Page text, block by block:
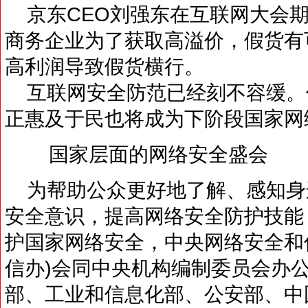
京东CEO刘强东在互联网大会
商务企业为了获取高溢价，假货
高利润导致假货横行。
互联网安全防范已经刻不容缓
正惠及于民也将成为下阶段国家
国家层面的网络安全盛会
为帮助公众更好地了解、感知
安全意识，提高网络安全防护技
护国家网络安全，中央网络安全
信办)会同中央机构编制委员会办
部、工业和信息化部、公安部、